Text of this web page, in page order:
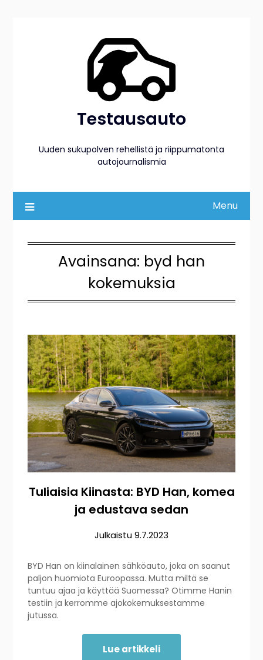
Testausauto
Uuden sukupolven rehellistä ja riippumatonta
autojournalismia
Menu
Avainsana: byd han
kokemuksia
Tuliaisia Kiinasta: BYD Han, komea
ja edustava sedan
Julkaistu9.7.2023
BYD Han on kiinalainen sähköauto, joka on saanut
paljon huomiota Euroopassa. Mutta miltä se
tuntuu ajaa ja käyttää Suomessa? Otimme Hanin
testiin ja kerromme ajokokemuksestamme
jutussa.
Lue artikkeli